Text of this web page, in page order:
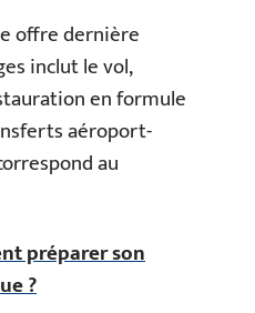
offre dernière
inclut le vol,
en formule
aéroport-
au
préparer son
?